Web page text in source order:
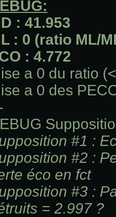
: 41.953
: 0 (ratio ML/
: 4.772
a 0 du ratio
a 0 des
#1 :
#2 :
éco en fct
#3 :
= 2.997 ?